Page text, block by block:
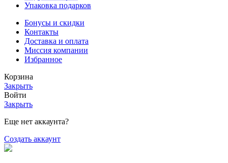
Упаковка подарков
Бонусы и скидки
Контакты
Доставка и оплата
Миссия компании
Избранное
Корзина
Закрыть
Войти
Закрыть
Еще нет аккаунта?
Создать аккаунт